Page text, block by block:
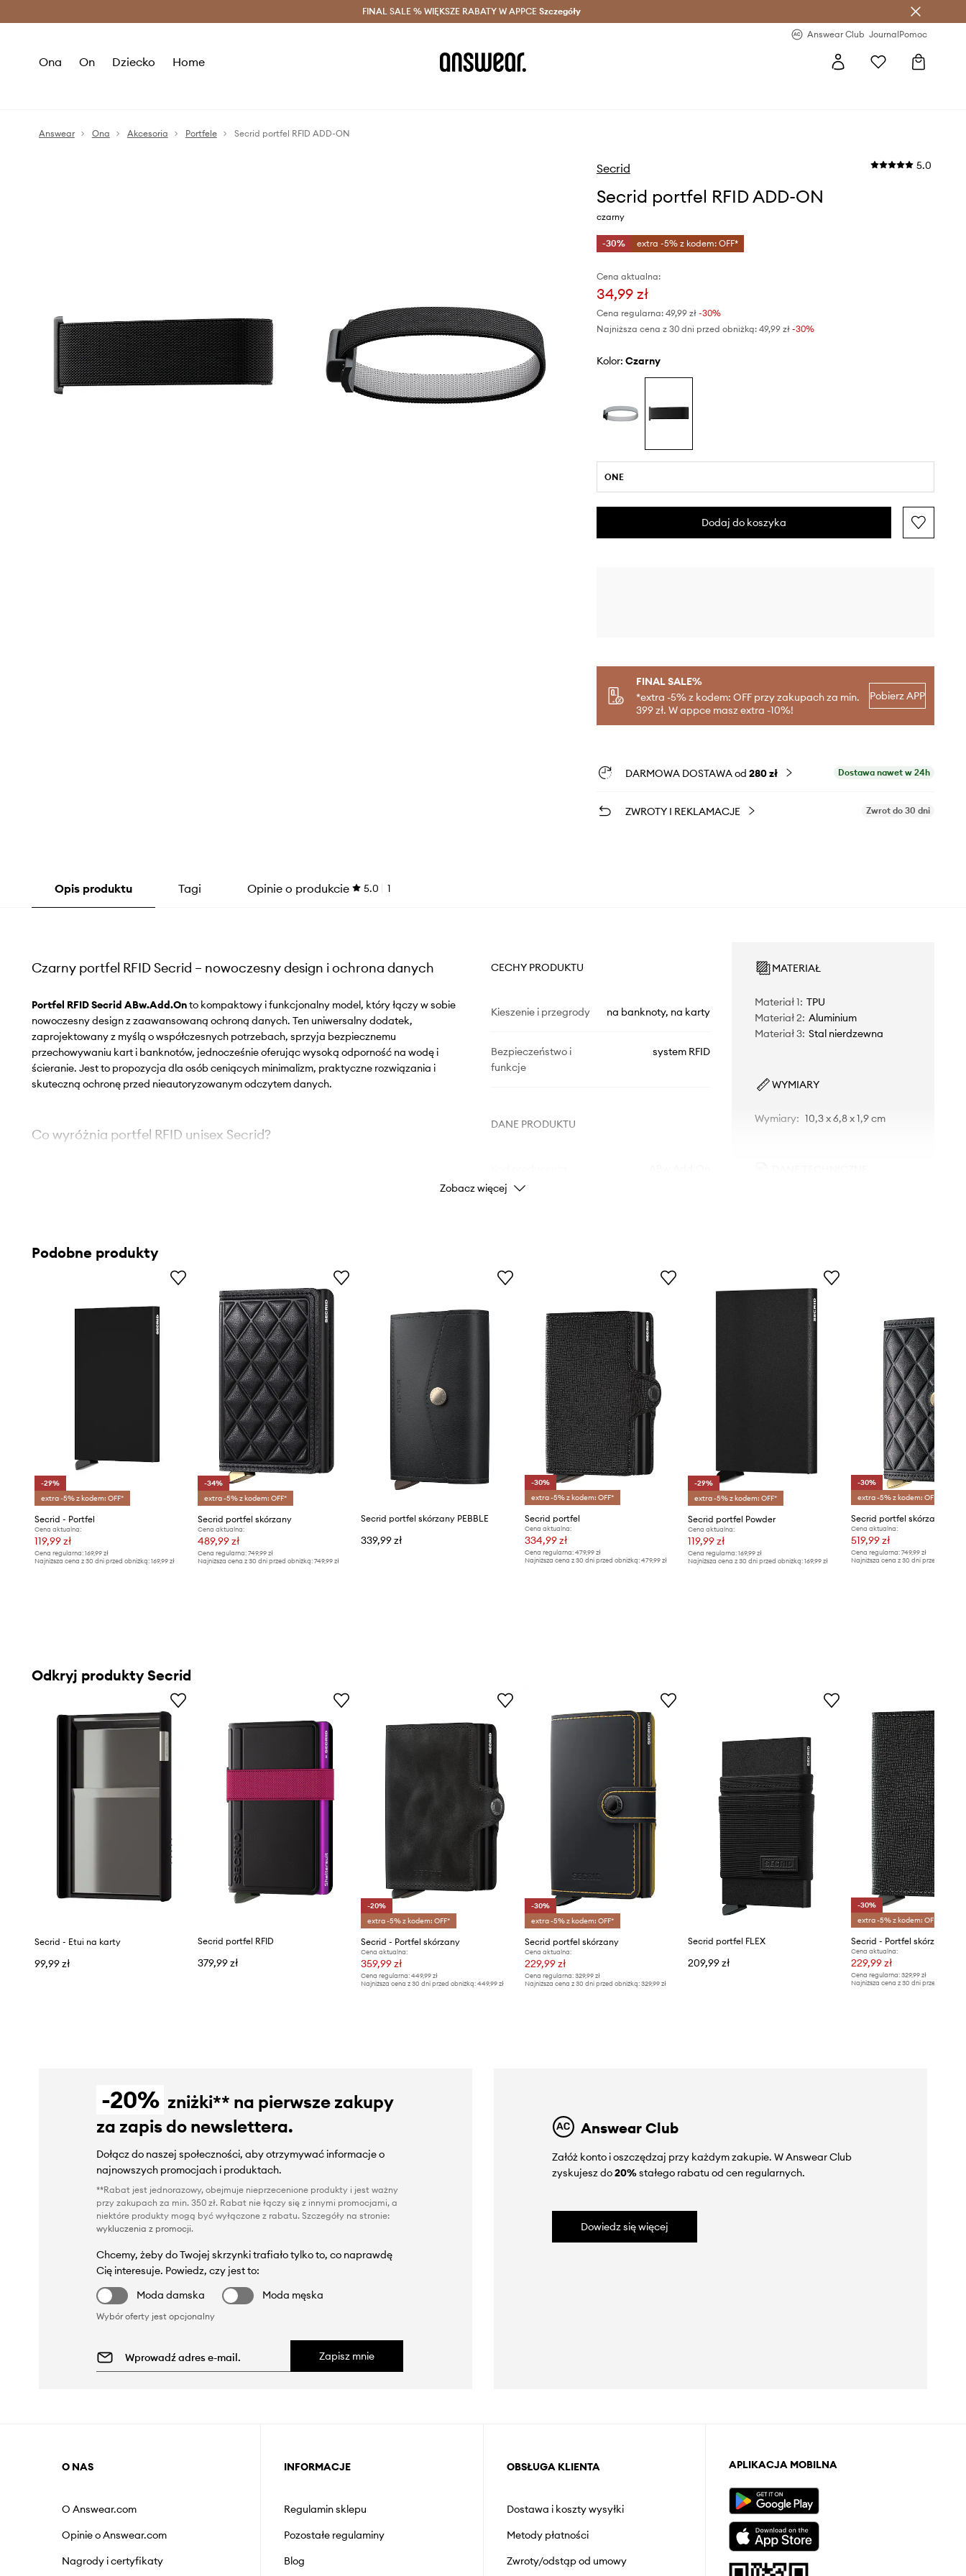
Oszczędzaj z Answear Club > Dostawa nawet w 24h >
FINAL SALE % WIĘKSZE RABATY W APPCE Szczegóły
Answear Club JournalPomoc
Ona On Dziecko Home
Answear Ona Akcesoria Portfele Secrid portfel RFID ADD-ON
Secrid 5.0
Secrid portfel RFID ADD-ON
czarny
-30% extra -5% z kodem: OFF*
Cena aktualna:
34,99 zł
Cena regularna: 49,99 zł-30%
Najniższa cena z 30 dni przed obniżką: 49,99 zł -30%
Kolor: czarny
ONE
Dodaj do koszyka
FINAL SALE%
*extra -5% z kodem: OFF przy zakupach za min.
399 zł. W appce masz extra -10%!
Pobierz APP
DARMOWA DOSTAWA od 280 zł Dostawa nawet w 24h
ZWROTY I REKLAMACJE Zwrot do 30 dni
Opis produktu Tagi Opinie o produkcie 5.0 1
Czarny portfel RFID Secrid – nowoczesny design i ochrona danych
Portfel RFID Secrid ABw.Add.Onto kompaktowy i funkcjonalny model, który łączy w sobie
nowoczesny design z zaawansowaną ochroną danych. Ten uniwersalny dodatek,
zaprojektowany z myślą o współczesnych potrzebach, sprzyja bezpiecznemu
przechowywaniu kart i banknotów, jednocześnie oferując wysoką odporność na wodę i
ścieranie. Jest to propozycja dla osób ceniących minimalizm, praktyczne rozwiązania i
skuteczną ochronę przed nieautoryzowanym odczytem danych.
Co wyróżnia portfel RFID unisex Secrid?
Przemyślany układ przegródek
– miejsce na 10 kart i jedną przegródkę na
Praktyczne zapięcie na gumkę
– utrzymuje zawartość w bezpiecznym miejscu
– skutecznie chroni karty płatnicze przed nieautoryzowanym
Wodoodporność i odporność na ścieranie– sprzyja długotrwałemu
CECHY PRODUKTU
Kieszenie i przegrody na banknoty, na karty
Bezpieczeństwo i
funkcje
system RFID
DANE PRODUKTU
ID Produktu
MATERIAŁ
Materiał 1: TPU
Materiał 2: Aluminium
Materiał 3: Stal nierdzewna
WYMIARY
Wymiary: 10,3 x 6,8 x 1,9 cm
Zobacz więcej
Podobne produkty
-29%
extra -5% z kodem: OFF*
Secrid - Portfel
Cena aktualna:
119,99 zł
Cena regularna: 169,99 zł
Najniższa cena z 30 dni przed obniżką: 169,99 zł
-34%
extra -5% z kodem: OFF*
Secrid portfel skórzany
Cena aktualna:
489,99 zł
Cena regularna:749,99 zł
Najniższa cena z 30 dni przed obniżką:749,99 zł
Secrid portfel skórzany PEBBLE
339,99 zł
-30%
extra -5% z kodem: OFF*
Secrid portfel
Cena aktualna:
334,99 zł
Cena regularna: 479,99 zł
Najniższa cena z 30 dni przed obniżką: 479,99 zł
-29%
extra -5% z kodem: OFF*
Secrid portfel Powder
Cena aktualna:
119,99 zł
Cena regularna:169,99 zł
Najniższa cena z 30 dni przed obniżką:169,99 zł
-30%
extra -5% z kodem: OFF*
Cena aktualna:
519,99 zł
Cena regularna: 749,99 zł
Najniższa cena z 30 dni przed obniżką:
Odkryj produkty Secrid
Secrid - Etui na karty
99,99 zł
Secrid portfel RFID
379,99 zł
-20%
extra -5% z kodem: OFF*
Secrid - Portfel skórzany
Cena aktualna:
359,99 zł
Cena regularna: 449,99 zł
Najniższa cena z 30 dni przed obniżką: 449,99 zł
-30%
extra -5% z kodem: OFF*
Secrid portfel skórzany
Cena aktualna:
229,99 zł
Cena regularna: 329,99 zł
Najniższa cena z 30 dni przed obniżką: 329,99 zł
Secrid portfel FLEX
209,99 zł
-30%
extra -5% z kodem: OFF*
Secrid - Portfel skórzany
Cena aktualna:
229,99 zł
Cena regularna: 329,99 zł
Najniższa cena z 30 dni przed obniżką:
-20% zniżki** na pierwsze zakupy
za zapis do newslettera.
Dołącz do naszej społeczności, aby otrzymywać informacje o
najnowszych promocjach i produktach.
**Rabat jest jednorazowy, obejmuje nieprzecenione produkty i jest ważny
przy zakupach za min. 350 zł. Rabat nie łączy się z innymi promocjami, a
niektóre produkty mogą być wyłączone z rabatu. Szczegóły na stronie:
wykluczenia z promocji.
Chcemy, żeby do Twojej skrzynki trafiało tylko to, co naprawdę
Cię interesuje. Powiedz, czy jest to:
Moda damska
Moda męska
Wybór oferty jest opcjonalny
Zapisz mnie
Answear Club
Załóż konto i oszczędzaj przy każdym zakupie. W Answear Club
zyskujesz do20%stałego rabatu od cen regularnych.
Dowiedz się więcej
O NAS
O Answear.com
Opinie o Answear.com
Nagrody i certyfikaty
INFORMACJE
Regulamin sklepu
Pozostałe regulaminy
Blog
OBSŁUGA KLIENTA
Dostawa i koszty wysyłki
Metody płatności
Zwroty/odstąp od umowy
APLIKACJA MOBILNA